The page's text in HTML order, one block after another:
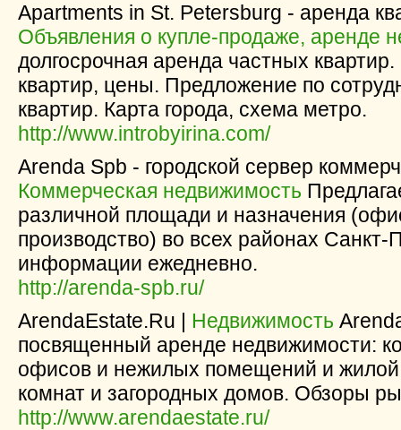
Apartments in St. Petersburg - аренда
Объявления о купле-продаже, аренде
долгосрочная аренда частных
квартир, цены. Предложение по
квартир. Карта города, схема метро.
http://www.introbyirina.com/
Arenda Spb - городской сервер
Коммерческая недвижимость
различной площади и назначения
производство) во всех районах
информации ежедневно.
http://arenda-spb.ru/
ArendaEstate.Ru | Недвижимость
посвященный аренде недвижимости:
офисов и нежилых помещений и жилой
комнат и загородных домов. Обзоры
http://www.arendaestate.ru/